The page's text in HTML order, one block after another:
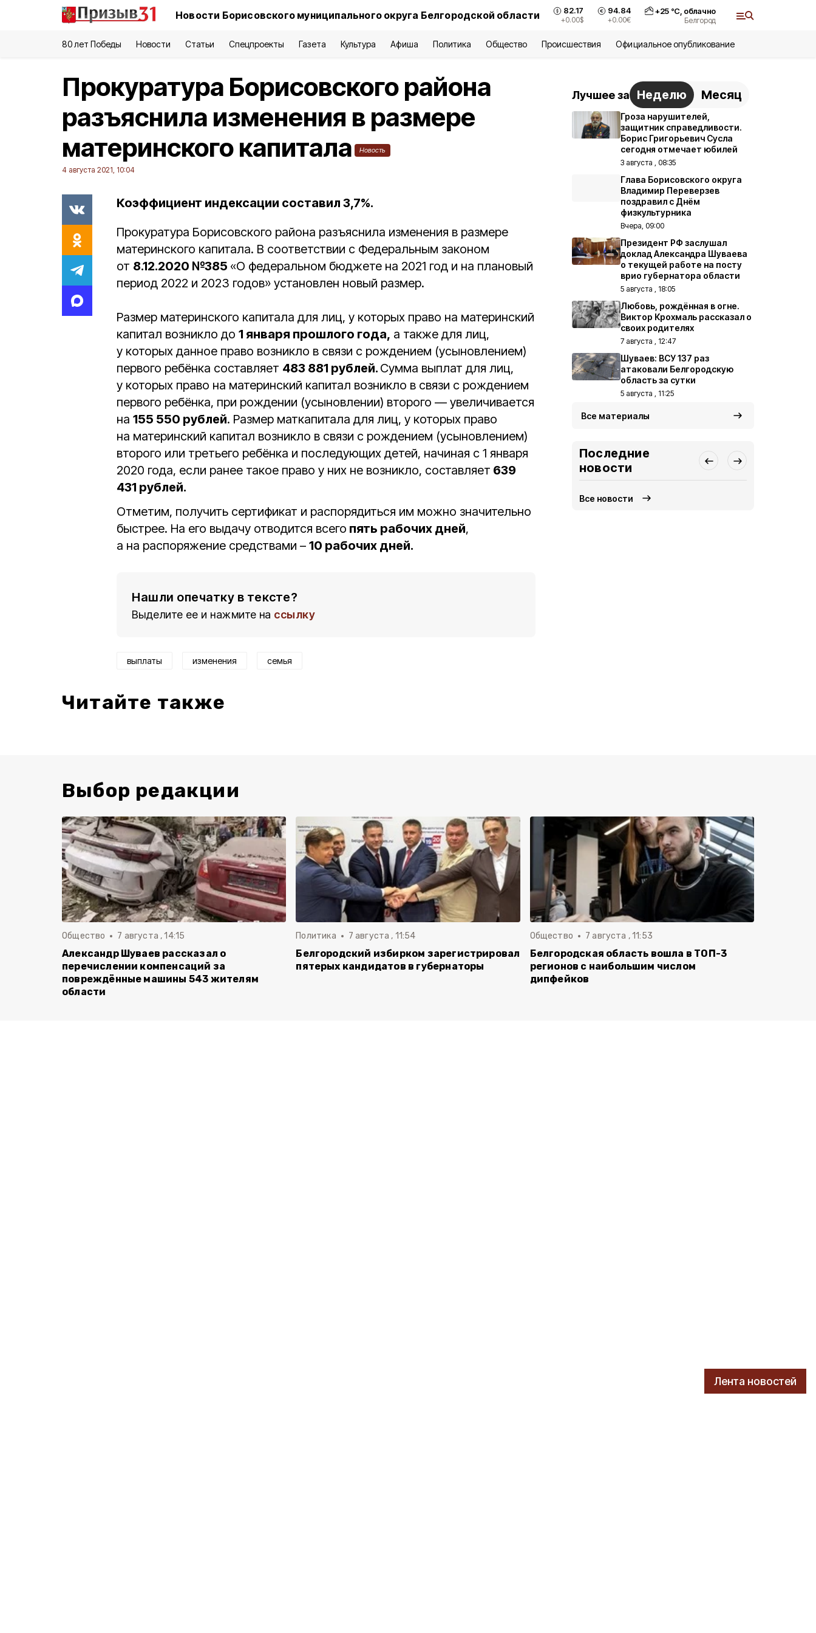
Новости Борисовского муниципального округа Белгородской области 82.17
+0.00$
94.84
+0.00€
+25°С, облачно
Белгород
80 лет Победы Новости Статьи Спецпроекты Газета Культура Афиша Политика Общество Происшествия Официальное опубликование
Лента новостей
Прокуратура Борисовского района
разъяснила изменения в размере
материнского капитала
Новость
4 августа 2021, 10:04
Коэффициент индексации составил 3,7%.
Прокуратура Борисовского района разъяснила изменения в размере
материнского капитала. В соответствии с Федеральным законом
от 8.12.2020 №385 «О федеральном бюджете на 2021 год и на плановый
период 2022 и 2023 годов» установлен новый размер.
Размер материнского капитала для лиц, у которых право на материнский
капитал возникло до 1 января прошлого года, а также для лиц,
у которых данное право возникло в связи с рождением (усыновлением)
первого ребёнка составляет 483 881 рублей. Сумма выплат для лиц,
у которых право на материнский капитал возникло в связи с рождением
первого ребёнка, при рождении (усыновлении) второго — увеличивается
на 155 550 рублей. Размер маткапитала для лиц, у которых право
на материнский капитал возникло в связи с рождением (усыновлением)
второго или третьего ребёнка и последующих детей, начиная с 1 января
2020 года, если ранее такое право у них не возникло, составляет 639
431 рублей.
Отметим, получить сертификат и распорядиться им можно значительно
быстрее. На его выдачу отводится всего пять рабочих дней,
а на распоряжение средствами – 10 рабочих дней.
Нашли опечатку в тексте?
Выделите ее и нажмите на ссылку
выплаты изменения семья
Читайте также
Лучшее за Неделю Месяц
Гроза нарушителей,
защитник справедливости.
Борис Григорьевич Сусла
сегодня отмечает юбилей
3 августа , 08:35
Глава Борисовского округа
Владимир Переверзев
поздравил с Днём
физкультурника
Вчера, 09:00
Президент РФ заслушал
доклад Александра Шуваева
о текущей работе на посту
врио губернатора области
5 августа , 18:05
Любовь, рождённая в огне.
Виктор Крохмаль рассказал о
своих родителях
7 августа , 12:47
Шуваев: ВСУ 137 раз
атаковали Белгородскую
область за сутки
5 августа , 11:25
Все материалы
Последние
новости
Все новости
Выбор редакции
Общество 7 августа , 14:15
Александр Шуваев рассказал о
перечислении компенсаций за
повреждённые машины 543 жителям
области
Политика 7 августа , 11:54
Белгородский избирком зарегистрировал
пятерых кандидатов в губернаторы
Общество 7 августа , 11:53
Белгородская область вошла в ТОП-3
регионов с наибольшим числом
дипфейков